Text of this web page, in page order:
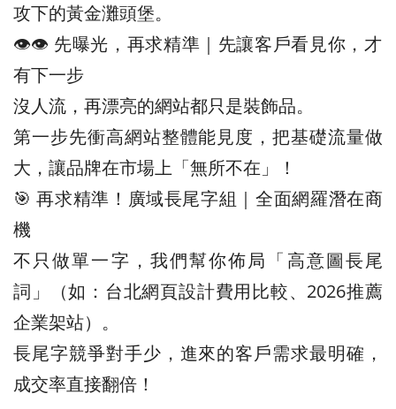
攻下的黃金灘頭堡。
👁️‍👁️‍ 先曝光，再求精準｜先讓客戶看見你，才
有下一步
沒人流，再漂亮的網站都只是裝飾品。
第一步先衝高網站整體能見度，把基礎流量做
大，讓品牌在市場上「無所不在」！
🎯 再求精準！廣域長尾字組｜全面網羅潛在商
機
不只做單一字，我們幫你佈局「高意圖長尾
詞」（如：台北網頁設計費用比較、2026推薦
企業架站）。
長尾字競爭對手少，進來的客戶需求最明確，
成交率直接翻倍！